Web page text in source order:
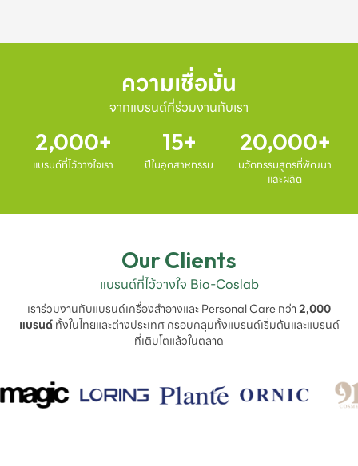
ความเชื่อมั่น
จากแบรนด์ที่ร่วมงานกับเรา
2,000
แบรนด์ที่ไว้วางใจเรา
15
ปีในอุตสาหกรรม
20,000
นวัตกรรมสูตรที่พัฒนา
และผลิต
Our Clients
แบรนด์ที่ไว้วางใจ Bio-Coslab
เราร่วมงานกับแบรนด์เครื่องสำอางและ Personal Care กว่า2,000
แบรนด์ทั้งในไทยและต่างประเทศ ครอบคลุมทั้งแบรนด์เริ่มต้นและแบรนด์
ที่เติบโตแล้วในตลาด